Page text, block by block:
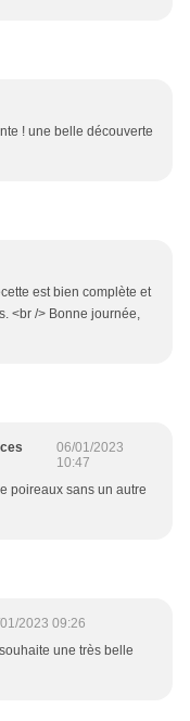
! une belle découverte
est bien complète et
<br /> Bonne journée,
06/01/2023
10:47
poireaux sans un autre
2023 09:26
une très belle